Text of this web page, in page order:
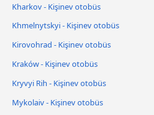
Kharkov - Kişinev otobüs
Khmelnytskyi - Kişinev otobüs
Kirovohrad - Kişinev otobüs
Kraków - Kişinev otobüs
Kryvyi Rih - Kişinev otobüs
Mykolaiv - Kişinev otobüs